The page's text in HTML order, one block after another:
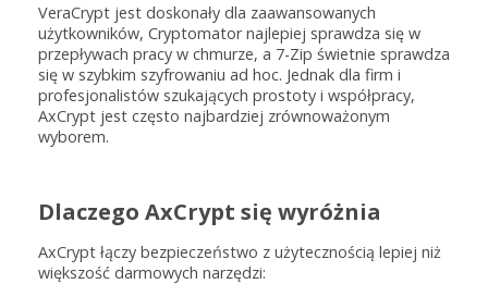
VeraCrypt jest doskonały dla zaawansowanych
użytkowników, Cryptomator najlepiej sprawdza się w
przepływach pracy w chmurze, a 7-Zip świetnie sprawdza
się w szybkim szyfrowaniu ad hoc. Jednak dla firm i
profesjonalistów szukających prostoty i współpracy,
AxCrypt jest często najbardziej zrównoważonym
wyborem.
Dlaczego AxCrypt się wyróżnia
AxCrypt łączy bezpieczeństwo z użytecznością lepiej niż
większość darmowych narzędzi: